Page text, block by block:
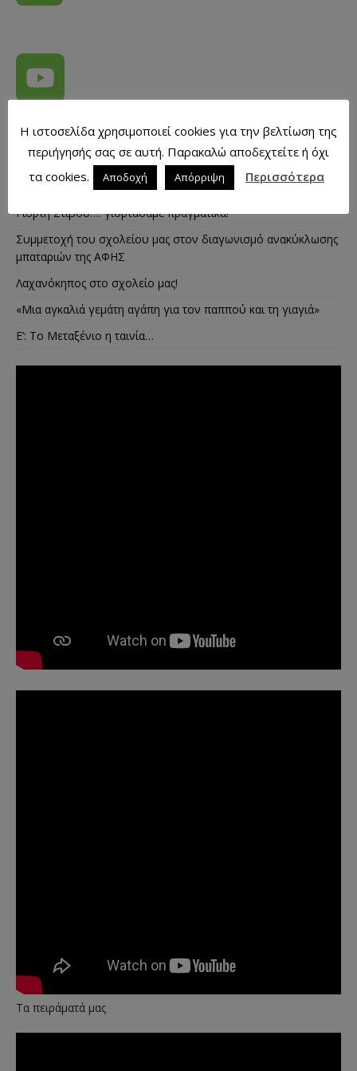
ΠΡΌΣΦΑΤΑ ΆΡΘΡΑ
Γιορτή Στίβου…. γιορτάσαμε πραγματικά!
Συμμετοχή του σχολείου μας στον διαγωνισμό ανακύκλωσης
μπαταριών της ΑΦΗΣ
Λαχανόκηπος στο σχολείο μας!
«Μια αγκαλιά γεμάτη αγάπη για τον παππού και τη γιαγιά»
E’: Το Μεταξένιο η ταινία…
Τα πειράματά μας
Η ιστοσελίδα χρησιμοποιεί cookies για την βελτίωση της
περιήγησής σας σε αυτή. Παρακαλώ αποδεχτείτε ή όχι
τα cookies.
Αποδοχή Απόρριψη Περισσότερα